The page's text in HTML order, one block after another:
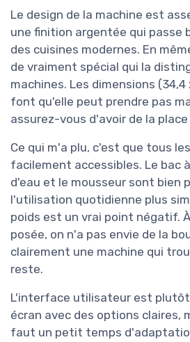
Le design de la machine est
une finition argentée qui passe
des cuisines modernes. En
de vraiment spécial qui la
machines. Les dimensions (34,4
font qu'elle peut prendre pas
assurez-vous d'avoir de la
Ce qui m'a plu, c'est que tous
facilement accessibles. Le bac
d'eau et le mousseur sont bien
l'utilisation quotidienne plus
poids est un vrai point négatif. À
posée, on n'a pas envie de la
clairement une machine qui
reste.
L'interface utilisateur est
écran avec des options claires,
faut un petit temps